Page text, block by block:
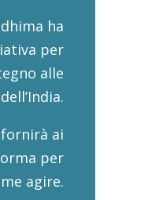
ha
per
alle
fornirà ai
per
agire.